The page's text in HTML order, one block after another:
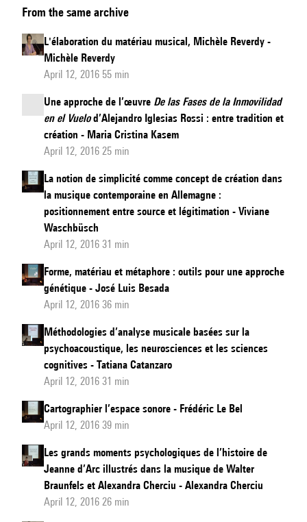
question
de
l'influence,
Edith
Canat
Chizy
From the same archive
L'élaboration du matériau musical, Michèle Reverdy -
Michèle Reverdy
April 12, 2016 55 min
Une approche de l’œuvre De las Fases de la Inmovilidad
en el Vuelod’Alejandro Iglesias Rossi : entre tradition et
création - Maria Cristina Kasem
April 12, 2016 25 min
La notion de simplicité comme concept de création dans
la musique contemporaine en Allemagne :
positionnement entre source et légitimation - Viviane
Waschbüsch
April 12, 2016 31 min
Forme, matériau et métaphore : outils pour une approche
génétique - José Luis Besada
April 12, 2016 36 min
Méthodologies d’analyse musicale basées sur la
psychoacoustique, les neurosciences et les sciences
cognitives - Tatiana Catanzaro
April 12, 2016 31 min
Cartographier l’espace sonore - Frédéric Le Bel
April 12, 2016 39 min
Les grands moments psychologiques de l’histoire de
Jeanne d’Arc illustrés dans la musique de Walter
Braunfels et Alexandra Cherciu - Alexandra Cherciu
April 12, 2016 26 min